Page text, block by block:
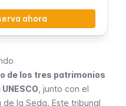
ahora
de los tres patrimonios
, junto con el
de la Seda. Este tribunal